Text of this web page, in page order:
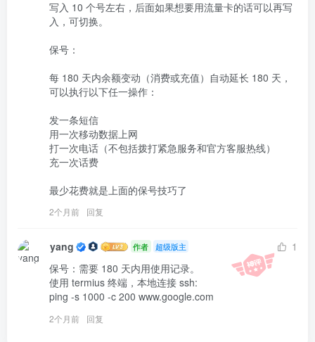
写入 10 个号左右，后面如果想要用流量卡的话可以再写
入，可切换。
保号：
每 180 天内余额变动（消费或充值）自动延长 180 天，
可以执行以下任一操作：
发一条短信
用一次移动数据上网
打一次电话（不包括拨打紧急服务和官方客服热线）
充一次话费
最少花费就是上面的保号技巧了
2个月前 回复
yang 作者 超级版主
1
保号：需要 180 天内用使用记录。
使用 termius 终端，本地连接 ssh:
ping -s 1000 -c 200 www.google.com
2个月前 回复